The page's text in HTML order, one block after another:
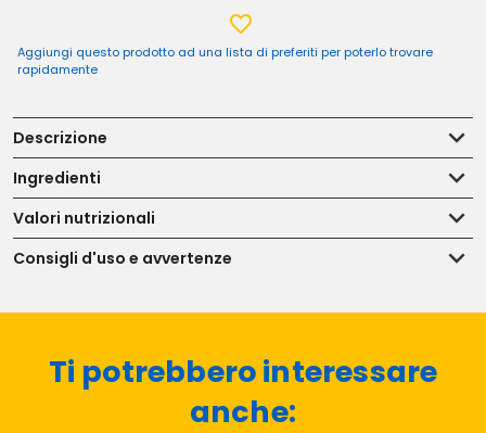
Aggiungi questo prodotto ad una lista di preferiti per poterlo trovare
rapidamente
Descrizione
Ingredienti
Valori nutrizionali
Consigli d'uso e avvertenze
Ti potrebbero interessare
anche: